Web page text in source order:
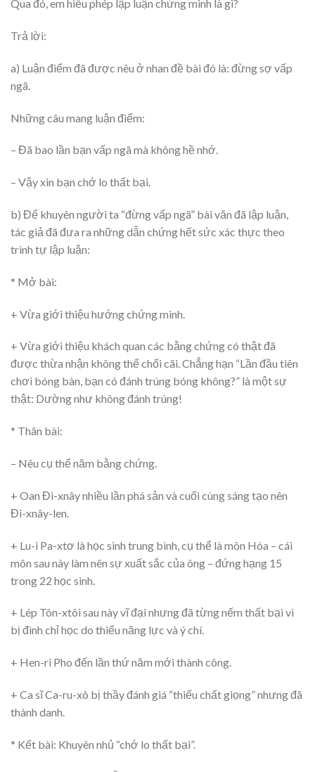
Qua đó, em hiểu phép lập luận chứng minh là gì?
Trả lời:
a) Luận điểm đã được nêu ở nhan đề bài đó là: đừng sợ vấp
ngã.
Những câu mang luận điểm:
– Đã bao lần bạn vấp ngã mà không hề nhớ.
– Vậy xin bạn chớ lo thất bại.
b) Để khuyên người ta “đừng vấp ngã” bài văn đã lập luận,
tác giả đã đưa ra những dẫn chứng hết sức xác thực theo
trình tự lập luận:
* Mở bài:
+ Vừa giới thiệu hướng chứng minh.
+ Vừa giới thiệu khách quan các bằng chứng có thật đã
được thừa nhận không thể chối cãi. Chẳng hạn “Lần đầu tiên
chơi bóng bàn, bạn có đánh trúng bóng không?” là một sự
thật: Dường như không đánh trúng!
* Thân bài:
– Nêu cụ thể năm bằng chứng.
+ Oan Đi-xnây nhiều lần phá sản và cuối cùng sáng tạo nên
Đi-xnây-len.
+ Lu-i Pa-xtơ là học sinh trung bình, cụ thể là môn Hóa – cái
môn sau này làm nên sự xuất sắc của ông – đứng hạng 15
trong 22 học sinh.
+ Lép Tôn-xtôi sau này vĩ đại nhưng đã từng nếm thất bại vì
bị đình chỉ học do thiếu năng lực và ý chí.
+ Hen-ri Pho đến lần thứ năm mới thành công.
+ Ca sĩ Ca-ru-xô bị thầy đánh giá “thiếu chất giọng” nhưng đã
thành danh.
* Kết bài: Khuyên nhủ “chớ lo thất bại”.